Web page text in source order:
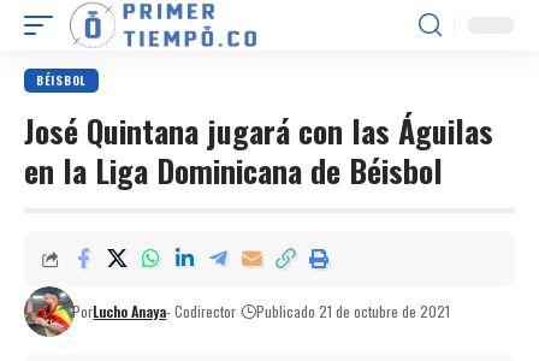
BÉISBOL
José Quintana jugará con las Águilas
en la Liga Dominicana de Béisbol
PorLucho Anaya- Codirector Publicado 21 de octubre de 2021